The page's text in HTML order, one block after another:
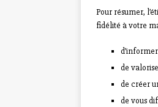
Pour résumer,
fidélité à votre
de
de créer
de vous